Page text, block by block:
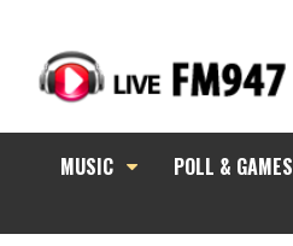
MUSIC POLL & GAMES